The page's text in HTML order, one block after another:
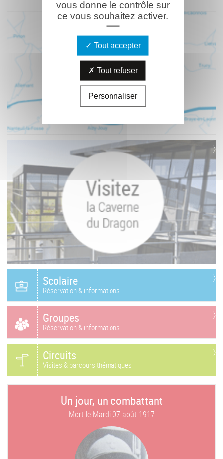
Scolaire
Réservation & informations
Groupes
Réservation & informations
Circuits
Visites & parcours thématiques
Un jour, un combattant
Mort le Mardi 07 août 1917
vous donne le contrôle sur
ce vous souhaitez activer.
Tout accepter
Tout refuser
Personnaliser